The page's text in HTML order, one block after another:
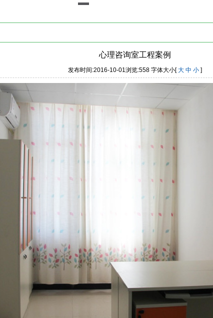
1 2 3
心理咨询室工程案例
发布时间:2016-10-01浏览:558 字体大小[大 中 小 ]